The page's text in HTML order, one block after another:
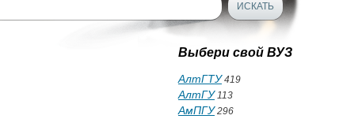
Выбери свой ВУЗ
АлтГТУ419
АлтГУ113
АмПГУ296